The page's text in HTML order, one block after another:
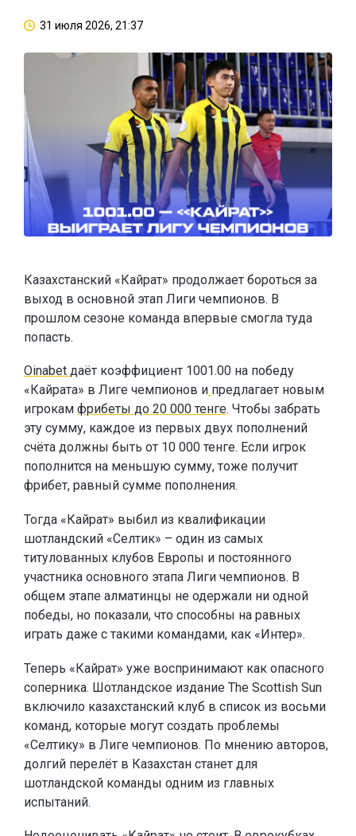
31 июля 2026, 21:37
Казахстанский «Кайрат» продолжает бороться за
выход в основной этап Лиги чемпионов. В
прошлом сезоне команда впервые смогла туда
попасть.
Oinabet даёт коэффициент 1001.00 на победу
«Кайрата» в Лиге чемпионов и предлагает новым
игрокам фрибеты до 20 000 тенге. Чтобы забрать
эту сумму, каждое из первых двух пополнений
счёта должны быть от 10 000 тенге. Если игрок
пополнится на меньшую сумму, тоже получит
фрибет, равный сумме пополнения.
Тогда «Кайрат» выбил из квалификации
шотландский «Селтик» – один из самых
титулованных клубов Европы и постоянного
участника основного этапа Лиги чемпионов. В
общем этапе алматинцы не одержали ни одной
победы, но показали, что способны на равных
играть даже с такими командами, как «Интер».
Теперь «Кайрат» уже воспринимают как опасного
соперника. Шотландское издание The Scottish Sun
включило казахстанский клуб в список из восьми
команд, которые могут создать проблемы
«Селтику» в Лиге чемпионов. По мнению авторов,
долгий перелёт в Казахстан станет для
шотландской команды одним из главных
испытаний.